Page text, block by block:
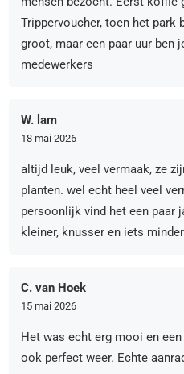
Trippervoucher, toen het park
groot, maar een paar uur ben
medewerkers
W. lam
18 mai 2026
altijd leuk, veel vermaak, ze
planten. wel echt heel veel
persoonlijk vind het een paar
kleiner, knusser en iets
C. van Hoek
15 mai 2026
Het was echt erg mooi en
ook perfect weer. Echte